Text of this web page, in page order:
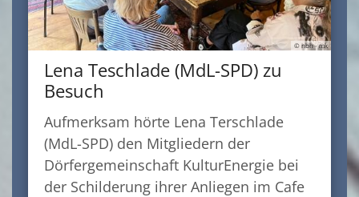
© nbh - mk
Lena Teschlade (MdL-SPD) zu
Besuch
Aufmerksam hörte Lena Terschlade
(MdL-SPD) den Mitgliedern der
Dörfergemeinschaft KulturEnergie bei
der Schilderung ihrer Anliegen im Cafe